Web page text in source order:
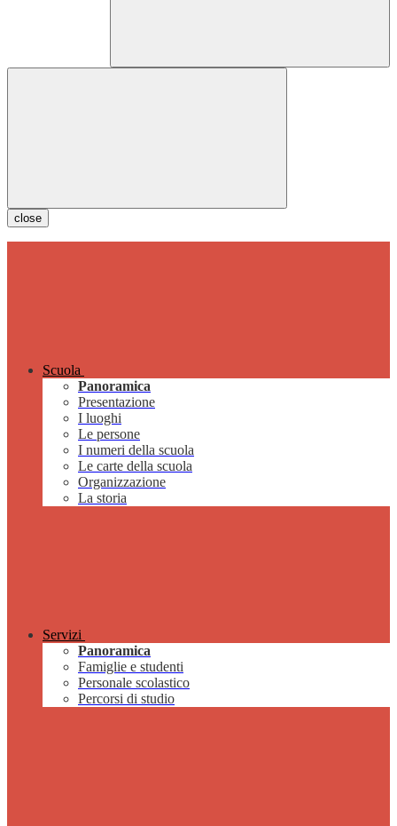
close
Scuola
Panoramica
Presentazione
I luoghi
Le persone
I numeri della scuola
Le carte della scuola
Organizzazione
La storia
Servizi
Panoramica
Famiglie e studenti
Personale scolastico
Percorsi di studio